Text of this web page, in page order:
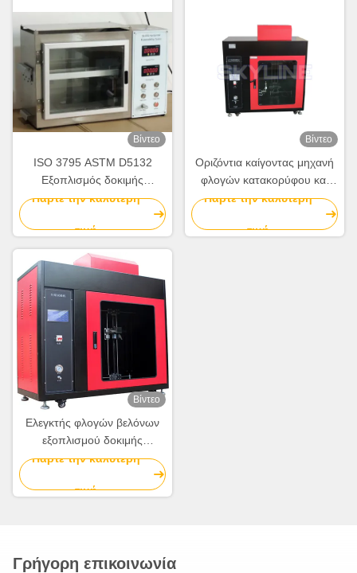
Βίντεο
ISO 3795 ASTM D5132
Εξοπλισμός δοκιμής
οριζόντιας φλεγμονώδους
Οριζόντιας φλεγμονώδους
ικανότητας εξοπλισμός
δοκιμής
Πάρτε την καλύτερη
τιμή
Βίντεο
Οριζόντια καίγοντας μηχανή
φλογών κατακορύφου και
βελόνων
Πάρτε την καλύτερη
τιμή
Βίντεο
Ελεγκτής φλογών βελόνων
εξοπλισμού δοκιμής
ευφλέκτου IEC 60332-2-2
Πάρτε την καλύτερη
τιμή
Γρήγορη επικοινωνία